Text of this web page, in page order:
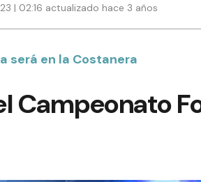
| 02:16 actualizado hace 3 años
será en la Costanera
Campeonato